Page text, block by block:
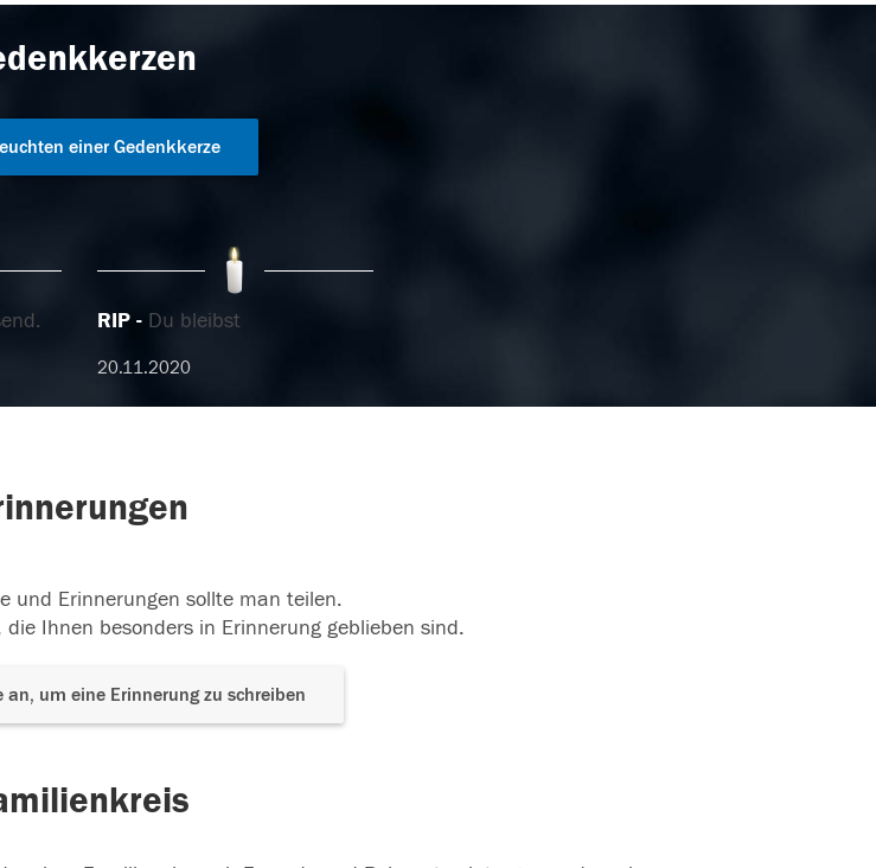
einer Gedenkkerze
RIP Du bleibst
20.11.2020
und Erinnerungen sollte man teilen.
die Ihnen besonders in Erinnerung geblieben sind.
an, um eine Erinnerung zu schreiben